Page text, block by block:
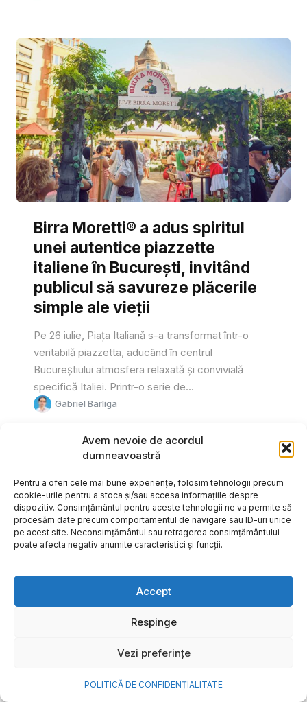
Avem nevoie de acordul
dumneavoastră
Pentru a oferi cele mai bune experiențe, folosim tehnologii precum
cookie-urile pentru a stoca și/sau accesa informațiile despre
dispozitiv. Consimțământul pentru aceste tehnologii ne va permite să
procesăm date precum comportamentul de navigare sau ID-uri unice
pe acest site. Neconsimțământul sau retragerea consimțământului
poate afecta negativ anumite caracteristici și funcții.
Accept
Respinge
Vezi preferințe
POLITICĂ DE CONFIDENȚIALITATE
Birra Moretti® a adus spiritul
unei autentice piazzette
italiene în București, invitând
publicul să savureze plăcerile
simple ale vieții
Pe 26 iulie, Piața Italiană s-a transformat într-o
veritabilă piazzetta, aducând în centrul
Bucureștiului atmosfera relaxată și convivială
specifică Italiei. Printr-o serie de...
Gabriel Barliga
frumoase amintiri ale verii într-
o bijuterie Pandora pe care o